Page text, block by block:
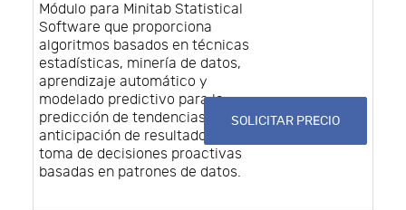
Módulo para Minitab Statistical
Software que proporciona
algoritmos basados en técnicas
estadísticas, minería de datos,
aprendizaje automático y
modelado predictivo para la
predicción de tendencias,
anticipación de resultados y
toma de decisiones proactivas
basadas en patrones de datos.
SOLICITAR PRECIO